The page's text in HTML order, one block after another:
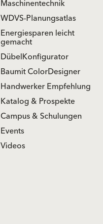
Maschinentechnik
WDVS-Planungsatlas
Energiesparen leicht
gemacht
DübelKonfigurator
Baumit ColorDesigner
Handwerker Empfehlung
Katalog & Prospekte
Campus & Schulungen
Events
Videos